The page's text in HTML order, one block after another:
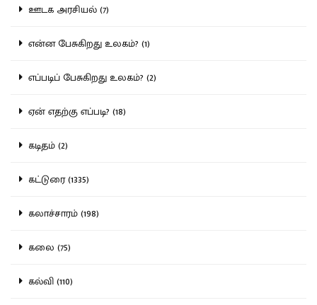
ஊடக அரசியல் (7)
என்ன பேசுகிறது உலகம்? (1)
எப்படிப் பேசுகிறது உலகம்? (2)
ஏன் எதற்கு எப்படி? (18)
கடிதம் (2)
கட்டுரை (1335)
கலாச்சாரம் (198)
கலை (75)
கல்வி (110)